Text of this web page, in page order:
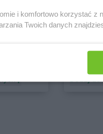
Dodaj
i komfortowo korzystać z
Twoich danych